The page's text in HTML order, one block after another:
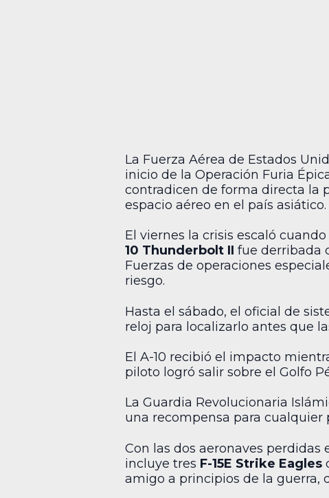
La Fuerza Aérea de Estados
inicio de la Operación Furia
contradicen de forma directa la
espacio aéreo en el país asiático.
El viernes la crisis escaló
10 Thunderbolt II fue derribada
Fuerzas de operaciones
riesgo.
Hasta el sábado, el oficial de
reloj para localizarlo antes que
El A-10 recibió el impacto
piloto logró salir sobre el Golfo
La Guardia Revolucionaria
una recompensa para cualquier
Con las dos aeronaves
incluye tres F-15E Strike Eagles
amigo a principios de la guerra,